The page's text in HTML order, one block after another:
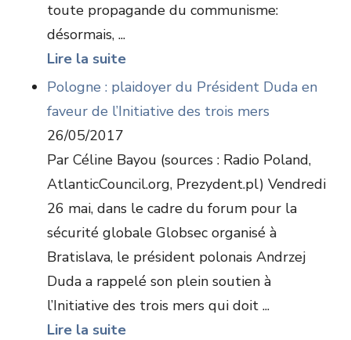
toute propagande du communisme:
désormais, ...
Lire la suite
Pologne : plaidoyer du Président Duda en
faveur de l’Initiative des trois mers
26/05/2017
Par Céline Bayou (sources : Radio Poland,
AtlanticCouncil.org, Prezydent.pl) Vendredi
26 mai, dans le cadre du forum pour la
sécurité globale Globsec organisé à
Bratislava, le président polonais Andrzej
Duda a rappelé son plein soutien à
l’Initiative des trois mers qui doit ...
Lire la suite